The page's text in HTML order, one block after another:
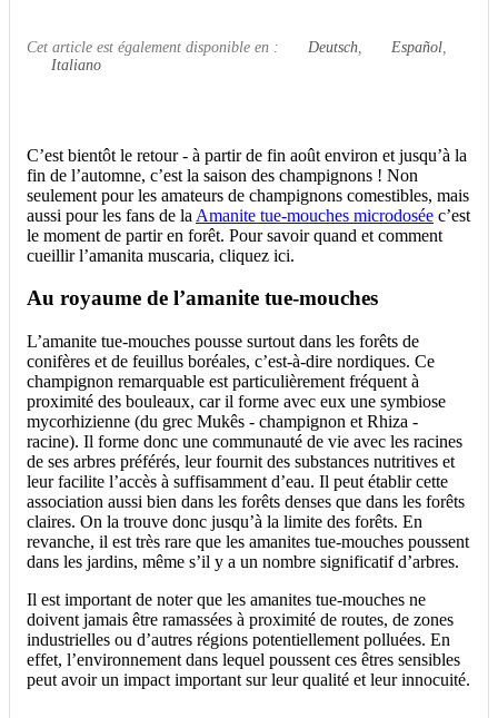
Cet article est également disponible en : Deutsch
Español
Italiano
C’est bientôt le retour - à partir de fin août environ et jusqu’à la
fin de l’automne, c’est la saison des champignons ! Non
seulement pour les amateurs de champignons comestibles, mais
aussi pour les fans de la Amanite tue-mouches microdosée c’est
le moment de partir en forêt. Pour savoir quand et comment
cueillir l’amanita muscaria, cliquez ici.
Au royaume de l’amanite tue-mouches
L’amanite tue-mouches pousse surtout dans les forêts de
conifères et de feuillus boréales, c’est-à-dire nordiques. Ce
champignon remarquable est particulièrement fréquent à
proximité des bouleaux, car il forme avec eux une symbiose
mycorhizienne (du grec Mukês - champignon et Rhiza -
racine). Il forme donc une communauté de vie avec les racines
de ses arbres préférés, leur fournit des substances nutritives et
leur facilite l’accès à suffisamment d’eau. Il peut établir cette
association aussi bien dans les forêts denses que dans les forêts
claires. On la trouve donc jusqu’à la limite des forêts. En
revanche, il est très rare que les amanites tue-mouches poussent
dans les jardins, même s’il y a un nombre significatif d’arbres.
Il est important de noter que les amanites tue-mouches ne
doivent jamais être ramassées à proximité de routes, de zones
industrielles ou d’autres régions potentiellement polluées. En
effet, l’environnement dans lequel poussent ces êtres sensibles
peut avoir un impact important sur leur qualité et leur innocuité.